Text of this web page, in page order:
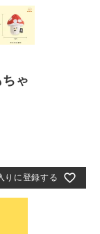
ゃ
りに登録する